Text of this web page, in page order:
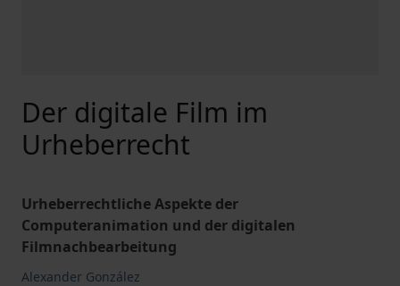
Der digitale Film im
Urheberrecht
Urheberrechtliche Aspekte der
Computeranimation und der digitalen
Filmnachbearbeitung
Alexander González